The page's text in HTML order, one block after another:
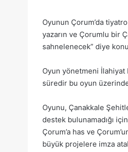
Oyunun Çorum’da
yazarın ve Çorumlu bir
sahnelenecek” diye
Oyun yönetmeni
süredir bu oyun üzerinde
Oyunu, Çanakkale
destek bulunamadığı
Çorum’a has ve
büyük projelere imza